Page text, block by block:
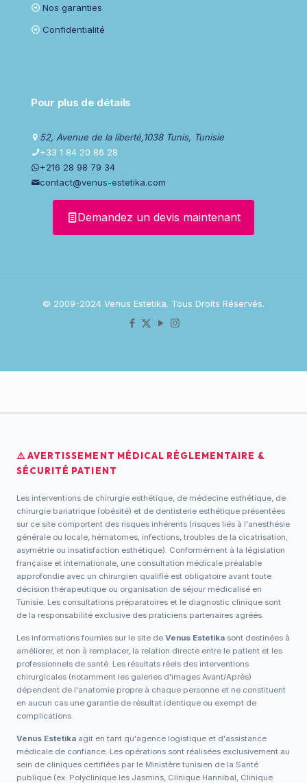
Nos garanties
Confidentialité
Pour plus de détails
52, Avenue de la liberté,1038 Tunis, Tunisie
+33 1 84 20 86 28
+216 28 98 79 34
contact@venus-estetika.com
Demandez un devis maintenant
© 2009-2024 Venus Estetika. Tous Droits Réservés.
⚠️ AVERTISSEMENT MÉDICAL RÉGLEMENTAIRE &
SÉCURITÉ PATIENT
Les interventions de chirurgie esthétique, de médecine esthétique, de
chirurgie bariatrique (obésité) et de dentisterie esthétique présentées
sur ce site comportent des risques inhérents (risques liés à l'anesthésie
générale ou locale, hématomes, infections, troubles de la cicatrisation,
asymétrie ou insatisfaction esthétique). Conformément à la législation
française et internationale, une consultation médicale préalable
approfondie avec un chirurgien qualifié est obligatoire avant toute
décision thérapeutique ou organisation de séjour médicalisé en
Tunisie. Les consultations préparatoires et le diagnostic clinique sont
de la responsabilité exclusive des praticiens partenaires agréés.
Les informations fournies sur le site de Venus Estetika sont destinées à
améliorer, et non à remplacer, la relation directe entre le patient et les
professionnels de santé. Les résultats réels des interventions
chirurgicales (notamment les galeries d'images Avant/Après)
dépendent de l'anatomie propre à chaque personne et ne constituent
en aucun cas une garantie de résultat identique ou exempt de
complications.
Venus Estetika agit en tant qu'agence logistique et d'assistance
médicale de confiance. Les opérations sont réalisées exclusivement au
sein de cliniques certifiées par le Ministère tunisien de la Santé
publique (ex: Polyclinique les Jasmins, Clinique Hannibal, Clinique